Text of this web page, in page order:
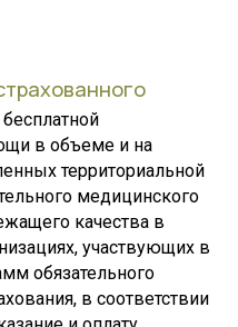
в объеме и на
территориальной
медицинского
качества в
участвующих в
обязательного
в соответствии